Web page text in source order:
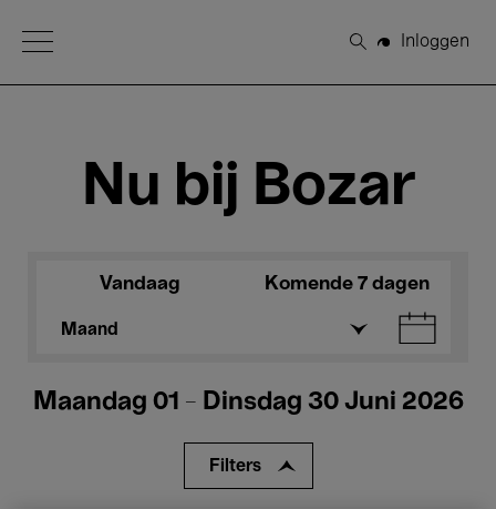
Open Menu
Zoeken
Inloggen
Nu bij Bozar
Vandaag Komende 7 dagen
Maand
Maandag 01 - Dinsdag 30 Juni 2026
Filters